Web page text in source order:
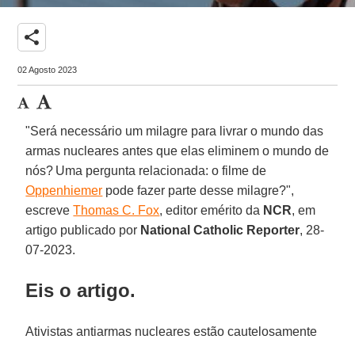
share
02 Agosto 2023
"Será necessário um milagre para livrar o mundo das
armas nucleares antes que elas eliminem o mundo de
nós? Uma pergunta relacionada: o filme de
Oppenhiemer pode fazer parte desse milagre?",
escreveThomas C. Fox, editor emérito da NCR, em
artigo publicado por National Catholic Reporter, 28-
07-2023.
Eis o artigo.
Ativistas antiarmas nucleares estão cautelosamente